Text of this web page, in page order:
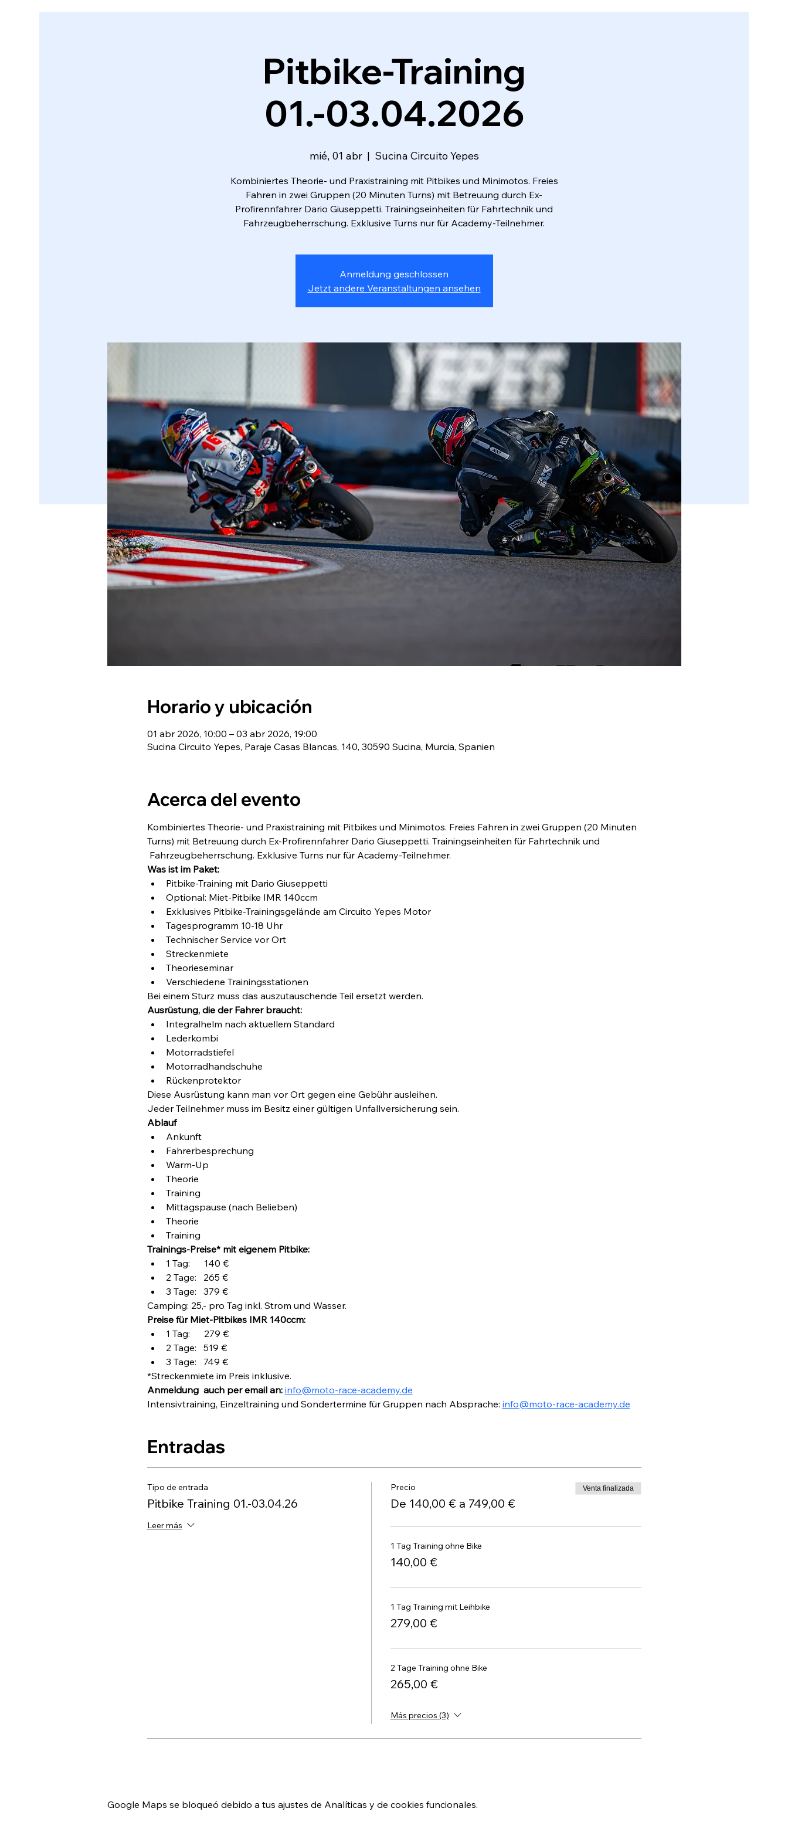
Pitbike-Training
01.-03.04.2026
mié, 01 abr
  |
Sucina Circuito Yepes
Kombiniertes Theorie- und Praxistraining mit Pitbikes und Minimotos. Freies
Fahren in zwei Gruppen (20 Minuten Turns) mit Betreuung durch Ex-
Profirennfahrer Dario Giuseppetti. Trainingseinheiten für Fahrtechnik und
Fahrzeugbeherrschung. Exklusive Turns nur für Academy-Teilnehmer.
Anmeldung geschlossen
Jetzt andere Veranstaltungen ansehen
Horario y ubicación
01 abr 2026, 10:00 – 03 abr 2026, 19:00
Sucina Circuito Yepes, Paraje Casas Blancas, 140, 30590 Sucina, Murcia, Spanien
Acerca del evento
Kombiniertes Theorie- und Praxistraining mit Pitbikes und Minimotos. Freies Fahren in zwei Gruppen (20 Minuten
Turns) mit Betreuung durch Ex-Profirennfahrer Dario Giuseppetti. Trainingseinheiten für Fahrtechnik und
Fahrzeugbeherrschung. Exklusive Turns nur für Academy-Teilnehmer.
Was ist im Paket:
Pitbike-Training mit Dario Giuseppetti
Optional: Miet-Pitbike IMR 140ccm
Exklusives Pitbike-Trainingsgelände am Circuito Yepes Motor
Tagesprogramm 10-18 Uhr
Technischer Service vor Ort
Streckenmiete
Theorieseminar
Verschiedene Trainingsstationen
Bei einem Sturz muss das auszutauschende Teil ersetzt werden.
Ausrüstung, die der Fahrer braucht:
Integralhelm nach aktuellem Standard
Lederkombi
Motorradstiefel
Motorradhandschuhe
Rückenprotektor
Diese Ausrüstung kann man vor Ort gegen eine Gebühr ausleihen.
Jeder Teilnehmer muss im Besitz einer gültigen Unfallversicherung sein.
Ablauf
Ankunft
Fahrerbesprechung
Warm-Up
Theorie
Training
Mittagspause (nach Belieben)
Theorie
Training
Trainings-Preise* mit eigenem Pitbike:
1 Tag:      140 €
2 Tage:   265 €
3 Tage:   379 €
Camping: 25,- pro Tag inkl. Strom und Wasser.
Preise für Miet-Pitbikes IMR 140ccm:
1 Tag:      279 €
2 Tage:   519 €
3 Tage:   749 €
*Streckenmiete im Preis inklusive.
Anmeldung  auch per email an: info@moto-race-academy.de
Intensivtraining, Einzeltraining und Sondertermine für Gruppen nach Absprache: info@moto-race-academy.de
Entradas
Tipo de entrada
Pitbike Training 01.-03.04.26
Leer más
Precio
De 140,00 € a 749,00 €
Venta finalizada
1 Tag Training ohne Bike
140,00 €
1 Tag Training mit Leihbike
279,00 €
2 Tage Training ohne Bike
265,00 €
Más precios (3)
Google Maps se bloqueó debido a tus ajustes de Analíticas y de cookies funcionales.